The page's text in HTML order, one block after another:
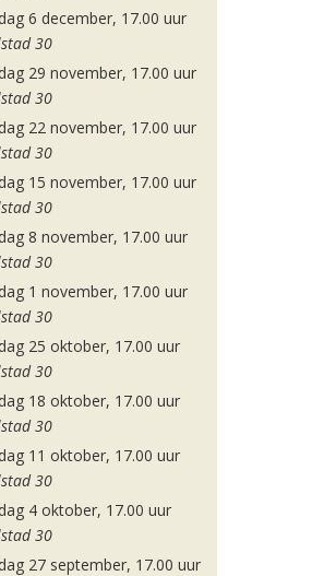
6 december, 17.00 uur
30
29 november, 17.00 uur
30
22 november, 17.00 uur
30
15 november, 17.00 uur
30
8 november, 17.00 uur
30
1 november, 17.00 uur
30
25 oktober, 17.00 uur
30
18 oktober, 17.00 uur
30
11 oktober, 17.00 uur
30
4 oktober, 17.00 uur
30
27 september, 17.00 uur